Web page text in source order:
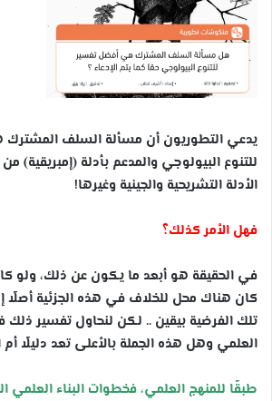
يدعي التطوريون أن مسألة السلف
للتنوع البيولوجي والمدعم بأدلة
الأدلة التشريحية والجينية وغيرها!
فهل الأمر كذلك؟
في الحقيقة هو أبعد ما يكون عن ذلك، ولو
كان هناك محل للخلاف في هذه الجزئية أصلًا
تلك الفرضية بيقين .. لكن لنحاول تفسير
العلمي وهل هذه الجملة بالأعلى تعد دليلًا أم
طبقًا للمنهج العلمي، فخطوات البناء العلمي